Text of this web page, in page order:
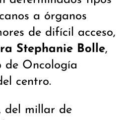
a órganos
de difícil acceso,
Stephanie Bolle,
de Oncología
centro.
del millar de